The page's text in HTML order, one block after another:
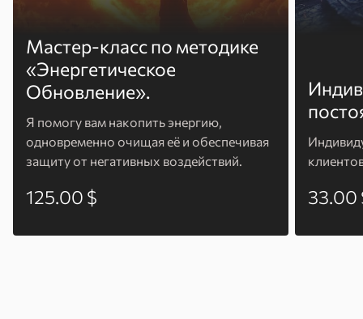
Мастер-класс по методике
«Энергетическое
Обновление».
Я помогу вам накопить энергию,
одновременно очищая её и обеспечивая
защиту от негативных воздействий.
125.00 $ 33.00